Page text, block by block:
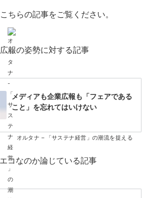
ちらの記事をご覧ください。
報の姿勢に対する記事
メディアも企業広報も「フェアである
こと」を忘れてはいけない
コなのか論じている記事
オルタナ – 「サステナ経営」の潮流を捉える